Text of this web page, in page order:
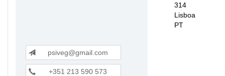
314
Lisboa
PT
psiveg@gmail.com
+351 213 590 573